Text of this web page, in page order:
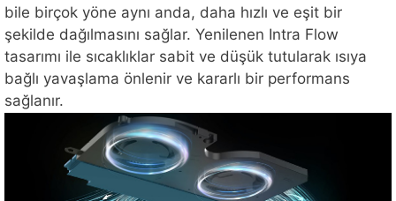
bile birçok yöne aynı anda, daha hızlı ve eşit bir
şekilde dağılmasını sağlar. Yenilenen Intra Flow
tasarımı ile sıcaklıklar sabit ve düşük tutularak ısıya
bağlı yavaşlama önlenir ve kararlı bir performans
sağlanır.